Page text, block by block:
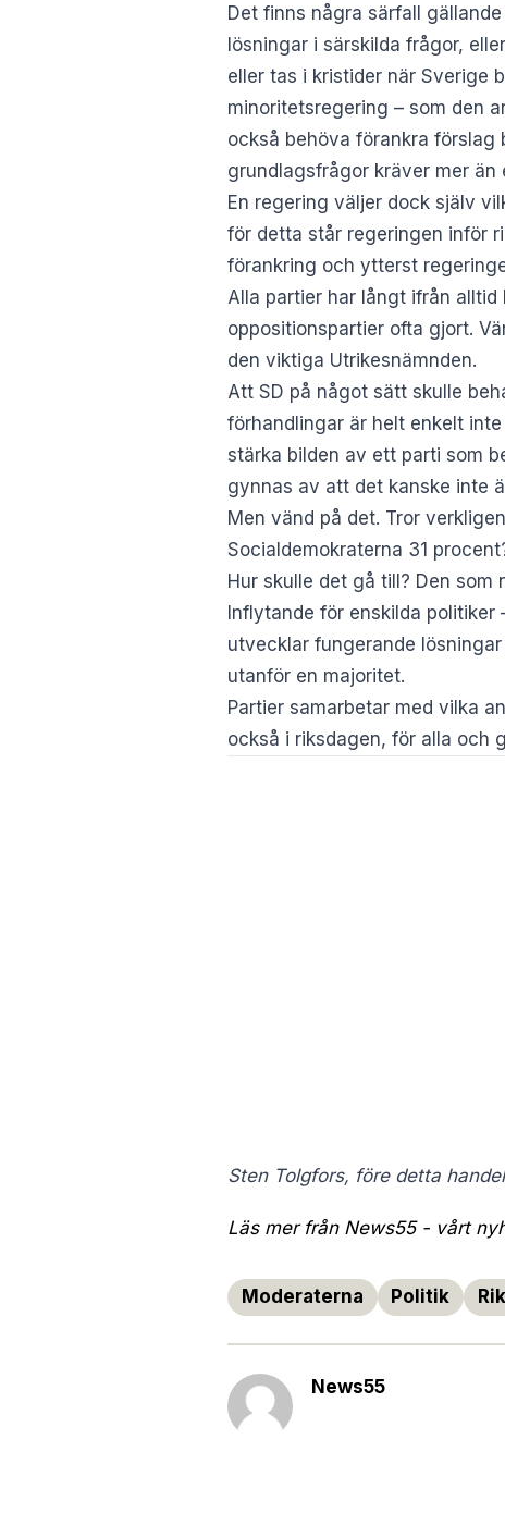
Det finns några särfall
lösningar i särskilda frågor,
eller tas i kristider när Sverige
minoritetsregering – som den
också behöva förankra förslag
grundlagsfrågor kräver mer
En regering väljer dock själv
för detta står regeringen inför
förankring och ytterst
Alla partier har långt ifrån alltid
oppositionspartier ofta gjort.
den viktiga Utrikesnämnden.
Att SD på något sätt skulle
förhandlingar är helt enkelt
stärka bilden av ett parti som
gynnas av att det kanske inte
Men vänd på det. Tror
Socialdemokraterna 31
Hur skulle det gå till? Den
Inflytande för enskilda
utvecklar fungerande
utanför en majoritet.
Partier samarbetar med vilka
också i riksdagen, för alla och
Sten Tolgfors, före detta
Läs mer från News55 - vårt
Moderaterna Politik
News55